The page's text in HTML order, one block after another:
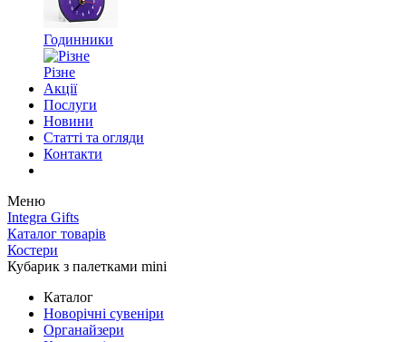
Годинники
Різне
Акції
Послуги
Новини
Статті та огляди
Контакти
Меню
Integra Gifts
Каталог товарів
Костери
Кубарик з палетками mini
Каталог
Новорічні сувеніри
Органайзери